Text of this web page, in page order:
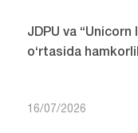
JDPU va
o‘rtasida
16/07/2026